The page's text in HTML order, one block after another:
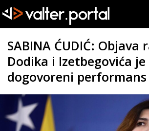
SABINA ĆUDIĆ: Objava
Dodika i Izetbegovića je
dogovoreni performans